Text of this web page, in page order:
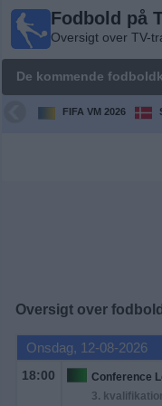
Fodbold på
Oversigt over TV-
De kommende
FIFA VM 2026
Oversigt over
Onsdag, 12-08-2026
18:00
Conference
3.